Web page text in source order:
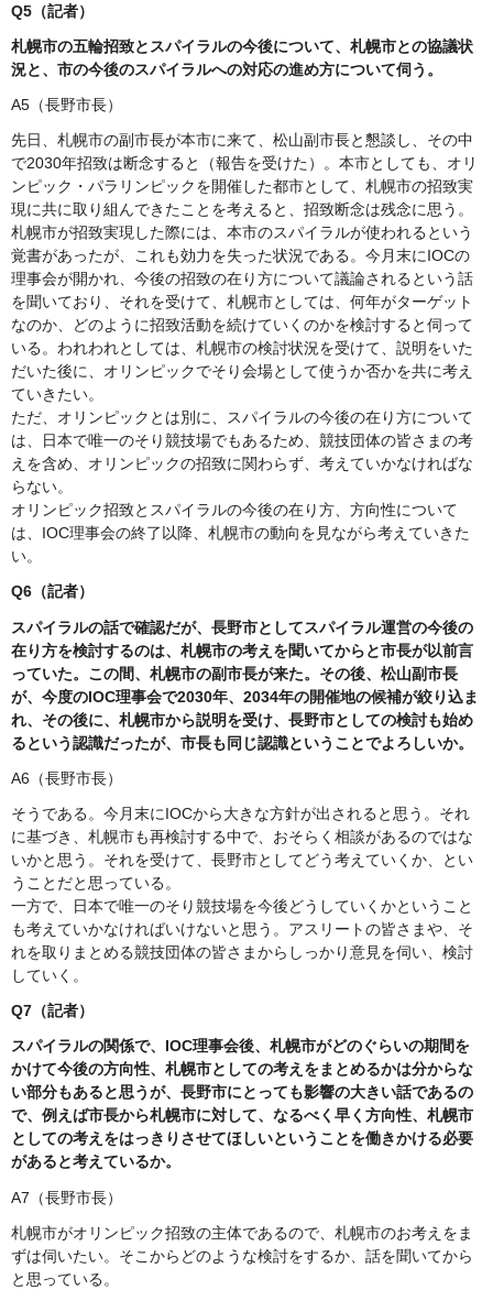
Q5（記者）
札幌市の五輪招致とスパイラルの今後について、札幌市との協議状
況と、市の今後のスパイラルへの対応の進め方について伺う。
A5（長野市長）
先日、札幌市の副市長が本市に来て、松山副市長と懇談し、その中
で2030年招致は断念すると（報告を受けた）。本市としても、オリ
ンピック・パラリンピックを開催した都市として、札幌市の招致実
現に共に取り組んできたことを考えると、招致断念は残念に思う。
札幌市が招致実現した際には、本市のスパイラルが使われるという
覚書があったが、これも効力を失った状況である。今月末にIOCの
理事会が開かれ、今後の招致の在り方について議論されるという話
を聞いており、それを受けて、札幌市としては、何年がターゲット
なのか、どのように招致活動を続けていくのかを検討すると伺って
いる。われわれとしては、札幌市の検討状況を受けて、説明をいた
だいた後に、オリンピックでそり会場として使うか否かを共に考え
ていきたい。
ただ、オリンピックとは別に、スパイラルの今後の在り方について
は、日本で唯一のそり競技場でもあるため、競技団体の皆さまの考
えを含め、オリンピックの招致に関わらず、考えていかなければな
らない。
オリンピック招致とスパイラルの今後の在り方、方向性について
は、IOC理事会の終了以降、札幌市の動向を見ながら考えていきた
い。
Q6（記者）
スパイラルの話で確認だが、長野市としてスパイラル運営の今後の
在り方を検討するのは、札幌市の考えを聞いてからと市長が以前言
っていた。この間、札幌市の副市長が来た。その後、松山副市長
が、今度のIOC理事会で2030年、2034年の開催地の候補が絞り込ま
れ、その後に、札幌市から説明を受け、長野市としての検討も始め
るという認識だったが、市長も同じ認識ということでよろしいか。
A6（長野市長）
そうである。今月末にIOCから大きな方針が出されると思う。それ
に基づき、札幌市も再検討する中で、おそらく相談があるのではな
いかと思う。それを受けて、長野市としてどう考えていくか、とい
うことだと思っている。
一方で、日本で唯一のそり競技場を今後どうしていくかということ
も考えていかなければいけないと思う。アスリートの皆さまや、そ
れを取りまとめる競技団体の皆さまからしっかり意見を伺い、検討
していく。
Q7（記者）
スパイラルの関係で、IOC理事会後、札幌市がどのぐらいの期間を
かけて今後の方向性、札幌市としての考えをまとめるかは分からな
い部分もあると思うが、長野市にとっても影響の大きい話であるの
で、例えば市長から札幌市に対して、なるべく早く方向性、札幌市
としての考えをはっきりさせてほしいということを働きかける必要
があると考えているか。
A7（長野市長）
札幌市がオリンピック招致の主体であるので、札幌市のお考えをま
ずは伺いたい。そこからどのような検討をするか、話を聞いてから
と思っている。